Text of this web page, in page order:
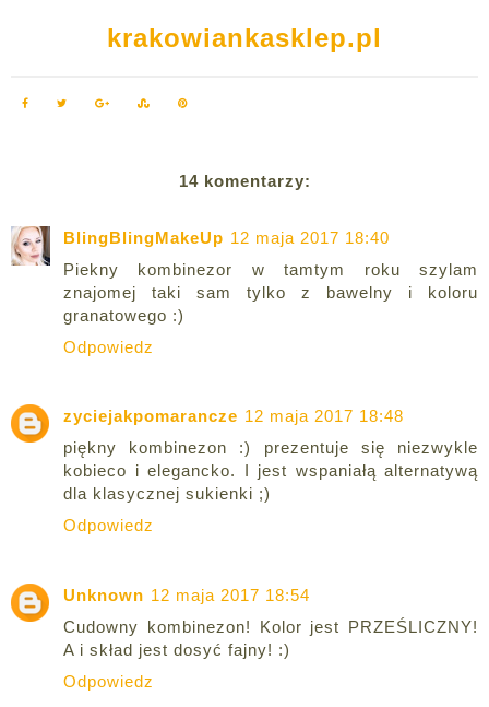
krakowiankasklep.pl
14 komentarzy:
BlingBlingMakeUp 12 maja 2017 18:40
Piekny kombinezor w tamtym roku szylam
znajomej taki sam tylko z bawelny i koloru
granatowego :)
Odpowiedz
zyciejakpomarancze 12 maja 2017 18:48
piękny kombinezon :) prezentuje się niezwykle
kobieco i elegancko. I jest wspaniałą alternatywą
dla klasycznej sukienki ;)
Odpowiedz
Unknown 12 maja 2017 18:54
Cudowny kombinezon! Kolor jest PRZEŚLICZNY!
A i skład jest dosyć fajny! :)
Odpowiedz